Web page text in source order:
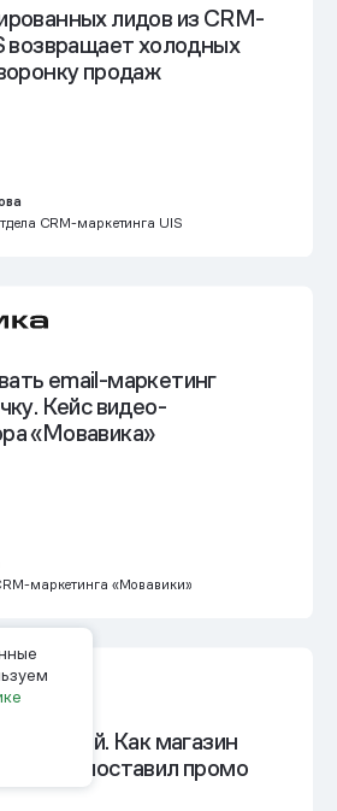
лидов из CRM-
возвращает холодных
продаж
CRM-маркетинга UIS
email-маркетинг
. Кейс видео-
«Мовавика»
маркетинга «Мовавики»
от акций. Как магазин
Oldos поставил промо